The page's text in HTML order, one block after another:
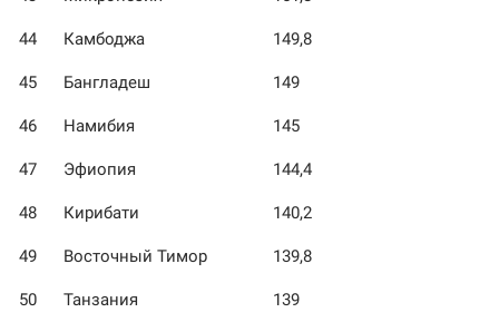
44 Камбоджа 149,8
45 Бангладеш 149
46 Намибия 145
47 Эфиопия 144,4
48 Кирибати 140,2
49 Восточный Тимор 139,8
50 Танзания 139